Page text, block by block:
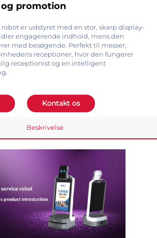
promotion
er udstyret med en stor, skarp display-
engagerende indhold, mens den
med besøgende. Perfekt til messer,
receptioner, hvor den fungerer
receptionist og en intelligent
Kontakt os
Beskrivelse